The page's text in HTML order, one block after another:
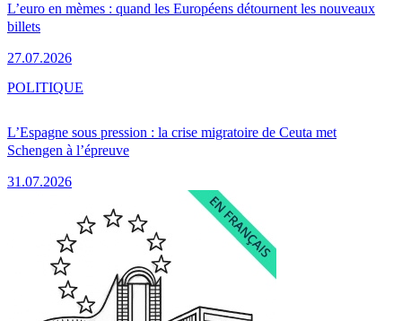
L’euro en mèmes : quand les Européens détournent les nouveaux
billets
27.07.2026
L’Espagne sous pression : la crise migratoire de Ceuta met
Schengen à l’épreuve
31.07.2026
POLITIQUE